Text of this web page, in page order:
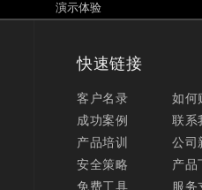
演示体验
快速链接
客户名录
成功案例
产品培训
安全策略
如何
联系
公司
产品